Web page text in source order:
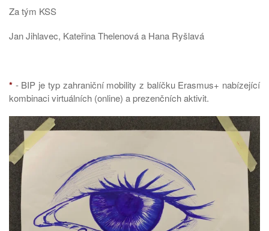
Za tým KSS
Jan Jihlavec, Kateřina Thelenová a Hana Ryšlavá
* - BIP je typ zahraniční mobility z balíčku Erasmus+ nabízející
kombinaci virtuálních (online) a prezenčních aktivit.